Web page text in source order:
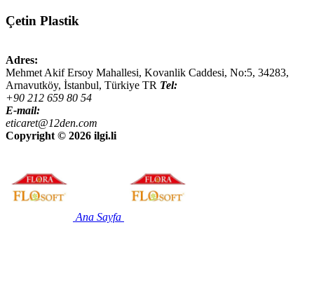
Çetin Plastik
Adres:
Mehmet Akif Ersoy Mahallesi, Kovanlik Caddesi, No:5, 34283,
Arnavutköy, İstanbul, Türkiye TR Tel:
+90 212 659 80 54
E-mail:
eticaret@12den.com
Copyright © 2026 ilgi.li
Ana Sayfa